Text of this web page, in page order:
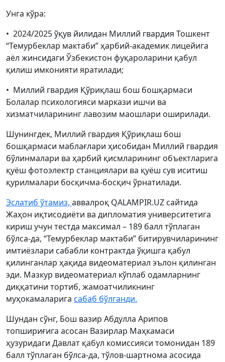
Унга кўра:
• 2024/2025 ўқув йилидан Миллий гвардия Тошкент
“Темурбеклар мактаби” ҳарбий-академик лицейига
аёл жинсидаги Ўзбекистон фуқароларини қабул
қилиш имконияти яратилади;
• Миллий гвардия Қўриқлаш бош бошқармаси
Болалар психологияси маркази ишчи ва
хизматчиларининг лавозим маошлари оширилади.
Шунингдек, Миллий гвардия Қўриқлаш бош
бошқармаси маблағлари ҳисобидан Миллий гвардия
бўлинмалари ва ҳарбий қисмларининг объектларига
қуёш фотоэлектр станциялари ва қуёш сув иситиш
қурилмалари босқичма-босқич ўрнатилади.
Эслатиб ўтамиз, аввалроқ QALAMPIR.UZ сайтида
Жаҳон иқтисодиёти ва дипломатия университетига
кириш учун тестда максимал – 189 балл тўплаган
бўлса-да, “Темурбеклар мактаби” битирувчиларининг
имтиёзлари сабабли контрактда ўқишга қабул
қилинганлар ҳақида видеоматериал эълон қилинган
эди. Мазкур видеоматериал кўплаб одамларнинг
диққатини тортиб, жамоатчиликнинг
муҳокамаларига сабаб бўлганди.
Шундан сўнг, Бош вазир Абдулла Арипов
топшириғига асосан Вазирлар Маҳкамаси
ҳузуридаги Давлат қабул комиссияси томонидан 189
балл тўплаган бўлса-да, тўлов-шартнома асосида